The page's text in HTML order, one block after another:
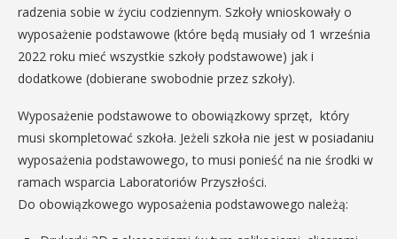
radzenia sobie w życiu codziennym. Szkoły wnioskowały o
wyposażenie podstawowe (które będą musiały od 1 września
2022 roku mieć wszystkie szkoły podstawowe) jak i
dodatkowe (dobierane swobodnie przez szkoły).
Wyposażenie podstawowe to obowiązkowy sprzęt, który
musi skompletować szkoła. Jeżeli szkoła nie jest w posiadaniu
wyposażenia podstawowego, to musi ponieść na nie środki w
ramach wsparcia Laboratoriów Przyszłości.
Do obowiązkowego wyposażenia podstawowego należą: